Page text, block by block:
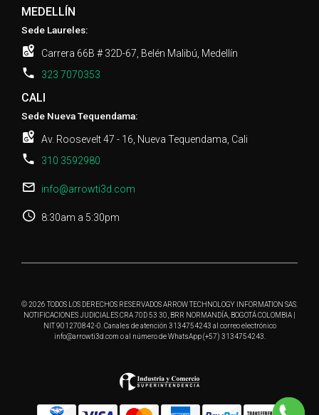
MEDELLÍN
Sede Laureles:
Carrera 66B # 32D-67, Belén Malibú, Medellín
323 7070353
CALI
Sede Nueva Tequendama:
Av. Roosevelt 47 - 16, Nueva Tequendama, Cali
310 3592980
info@arrowti3d.com
8:30am a 5:30pm
© 2026 TODOS LOS DERECHOS RESERVADOS ARROW TECHNOLOGY INFORMATION SAS.
NOTIFICACIONES JUDICIALES CRA 70D 53 30, BRR NORMANDÍA, BOGOTÁ COLOMBIA |
NIT 901270842-0. Canales de atención 3134754243 al correo electrónico
info@arrowti3d.com o al número de WhatsApp (+57) 3134754243.